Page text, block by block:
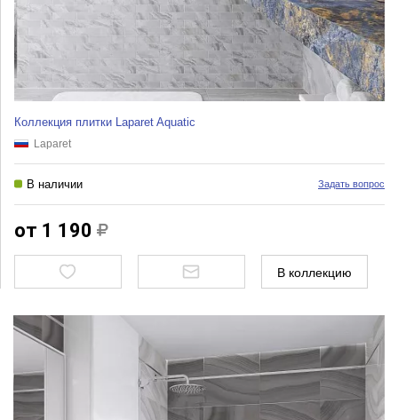
Коллекция плитки Laparet Aquatic
Laparet
В наличии Задать вопрос
от 1 190
В коллекцию